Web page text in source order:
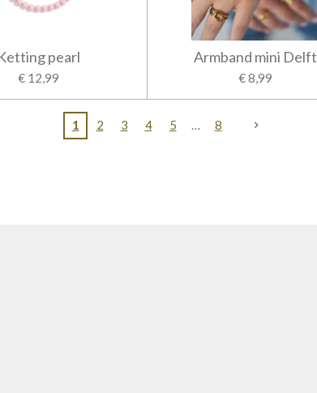
pearl
€ 12,99
Armband mini Delft
€ 8,99
1 2 3 4 5 8